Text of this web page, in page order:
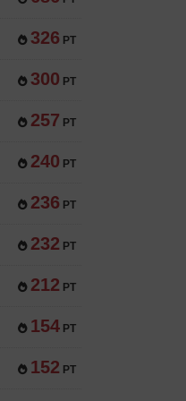
326 PT
300 PT
257 PT
240 PT
236 PT
232 PT
212 PT
154 PT
152 PT